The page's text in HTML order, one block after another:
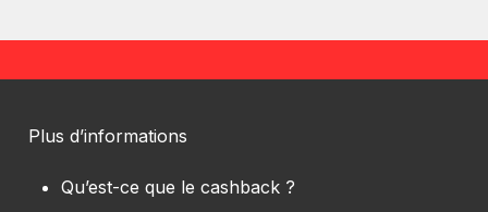
Plus d’informations
Qu’est-ce que le cashback ?